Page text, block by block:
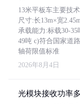
13米平板车主要技
尺寸:长13m×宽
承载能力:标载30-
49吨 c)符合国家道
轴荷限值标准
2026年8月4日
光模块接收功率